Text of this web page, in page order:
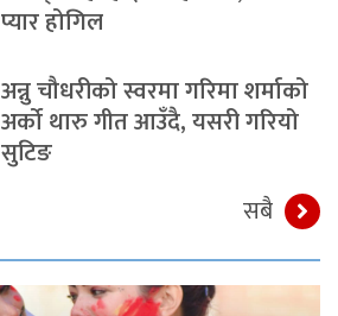
प्यार होगिल
अन्नु चौधरीको स्वरमा गरिमा शर्माको
अर्को थारु गीत आउँदै, यसरी गरियो
सुटिङ
सबै